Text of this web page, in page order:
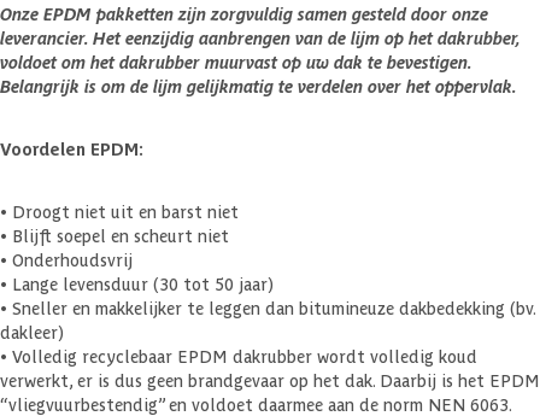
Onze EPDM pakketten zijn zorgvuldig samen gesteld door onze
leverancier. Het eenzijdig aanbrengen van de lijm op het dakrubber,
voldoet om het dakrubber muurvast op uw dak te bevestigen.
Belangrijk is om de lijm gelijkmatig te verdelen over het oppervlak.
Voordelen EPDM:
• Droogt niet uit en barst niet
• Blijft soepel en scheurt niet
• Onderhoudsvrij
• Lange levensduur (30 tot 50 jaar)
• Sneller en makkelijker te leggen dan bitumineuze dakbedekking (bv.
dakleer)
• Volledig recyclebaar EPDM dakrubber wordt volledig koud
verwerkt, er is dus geen brandgevaar op het dak. Daarbij is het EPDM
“vliegvuurbestendig” en voldoet daarmee aan de norm NEN 6063.